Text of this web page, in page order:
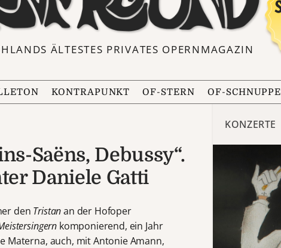
ÄLTESTES PRIVATES OPERNMAGAZIN
KONTRAPUNKT OF-STERN OF-SCHNUPPE
Saëns, Debussy“.
Daniele Gatti
den Tristanan der Hofoper
komponierend, ein Jahr
Materna, auch, mit Antonie Amann,
KONZERTE